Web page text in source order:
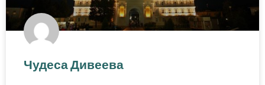
Чудеса Дивеева